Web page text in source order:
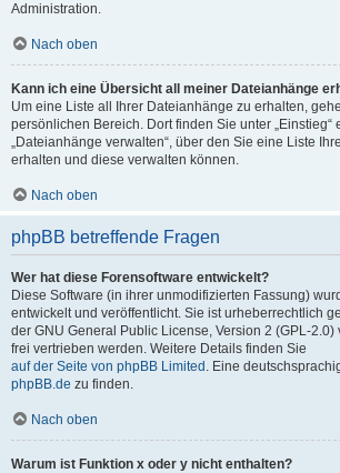
Administration.
Nach oben
Kann ich eine Übersicht all meiner Dateianhänge
Um eine Liste all Ihrer Dateianhänge zu erhalten,
persönlichen Bereich. Dort finden Sie unter „Einstieg“
„Dateianhänge verwalten“, über den Sie eine Liste
erhalten und diese verwalten können.
Nach oben
phpBB betreffende Fragen
Wer hat diese Forensoftware entwickelt?
Diese Software (in ihrer unmodifizierten Fassung)
entwickelt und veröffentlicht. Sie ist urheberrechtlich
der GNU General Public License, Version 2 (GPL-2.0)
frei vertrieben werden. Weitere Details finden Sie
auf der Seite von phpBB Limited . Eine
phpBB.de zu finden.
Nach oben
Warum ist Funktion x oder y nicht enthalten?